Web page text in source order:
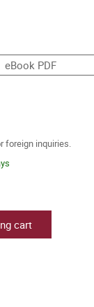
eBook PDF
foreign inquiries.
cart